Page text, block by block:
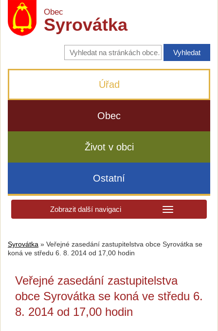
Obec
Syrovátka
Vyhledávání
na
stránkách
Úřad
Obec
Život v obci
Ostatní
Zobrazit další navigaci
Syrovátka » Veřejné zasedání zastupitelstva obce Syrovátka se
koná ve středu 6. 8. 2014 od 17,00 hodin
Veřejné zasedání zastupitelstva
obce Syrovátka se koná ve středu 6.
8. 2014 od 17,00 hodin